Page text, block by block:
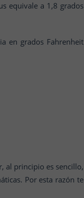
equivale a 1,8 grados
en grados Fahrenheit
al principio es sencillo,
Por esta razón te